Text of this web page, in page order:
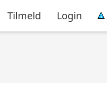
Tilmeld Login